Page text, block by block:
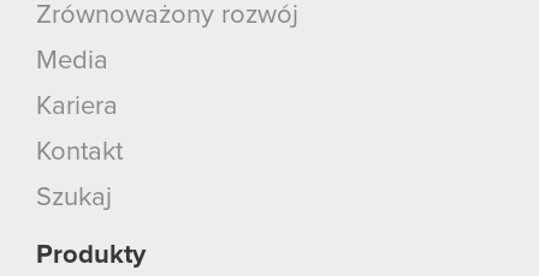
Zrównoważony rozwój
Media
Kariera
Kontakt
Szukaj
Produkty